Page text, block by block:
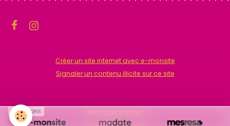
Créer un site internet avec e-monsite
Signaler un contenu illicite sur ce site
Mentions légales
SPONSORS